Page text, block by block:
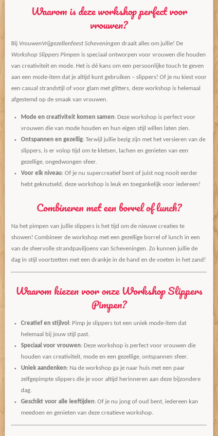
Waarom is deze workshop perfect voor
vrouwen?
Bij VrouwenVrijgezellenfeest Scheveningen draait alles om jullie! De
Workshop Slippers Pimpen is speciaal ontworpen voor vrouwen die houden
van creativiteit en mode. Het is dé kans om een persoonlijke touch te geven
aan een mode-item dat je altijd kunt gebruiken – slippers! Of je nu kiest voor
een casual strandstijl of voor glam met glitters, deze workshop is helemaal
afgestemd op de smaak van vrouwen.
Mode en creativiteit komen samen: Deze workshop is perfect voor
vrouwen die van mode houden en hun eigen stijl willen laten zien.
Ontspannen en gezellig: Terwijl jullie bezig zijn met het versieren van de
slippers, is er volop tijd om te kletsen, lachen en genieten van een
gezellige, ongedwongen sfeer.
Voor elk niveau: Of je nu supercreatief bent of juist nog nooit eerder
hebt geknutseld, deze workshop is leuk en toegankelijk voor iedereen!
Combineren met een borrel of lunch?
Na het pimpen van jullie slippers is het tijd om de nieuwe creaties te
showen! Combineer de workshop met een gezellige borrel of lunch in een
van de sfeervolle strandpaviljoens van Scheveningen. Zo kunnen jullie de
dag in stijl voortzetten met een drankje in de hand en de voeten in het zand!
Waarom kiezen voor onze Workshop Slippers
Pimpen?
Creatief en stijlvol : Pimp je slippers tot een uniek mode-item dat
helemaal bij jouw stijl past.
Speciaal voor vrouwen: Deze workshop is perfect voor vrouwen die
houden van creativiteit, mode en een gezellige, ontspannen sfeer.
Uniek aandenken: Na de workshop ga je naar huis met een paar
zelfgepimpte slippers die je voor altijd herinneren aan deze bijzondere
dag.
Geschikt voor alle leeftijden: Of je nu jong of oud bent, iedereen kan
meedoen en genieten van deze creatieve workshop.